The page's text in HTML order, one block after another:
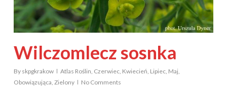
Wilczomlecz sosnka
By skpgkrakow Atlas Roślin Czerwiec, Kwiecień Lipiec, Maj
Obowiązująca Zielony No Comments